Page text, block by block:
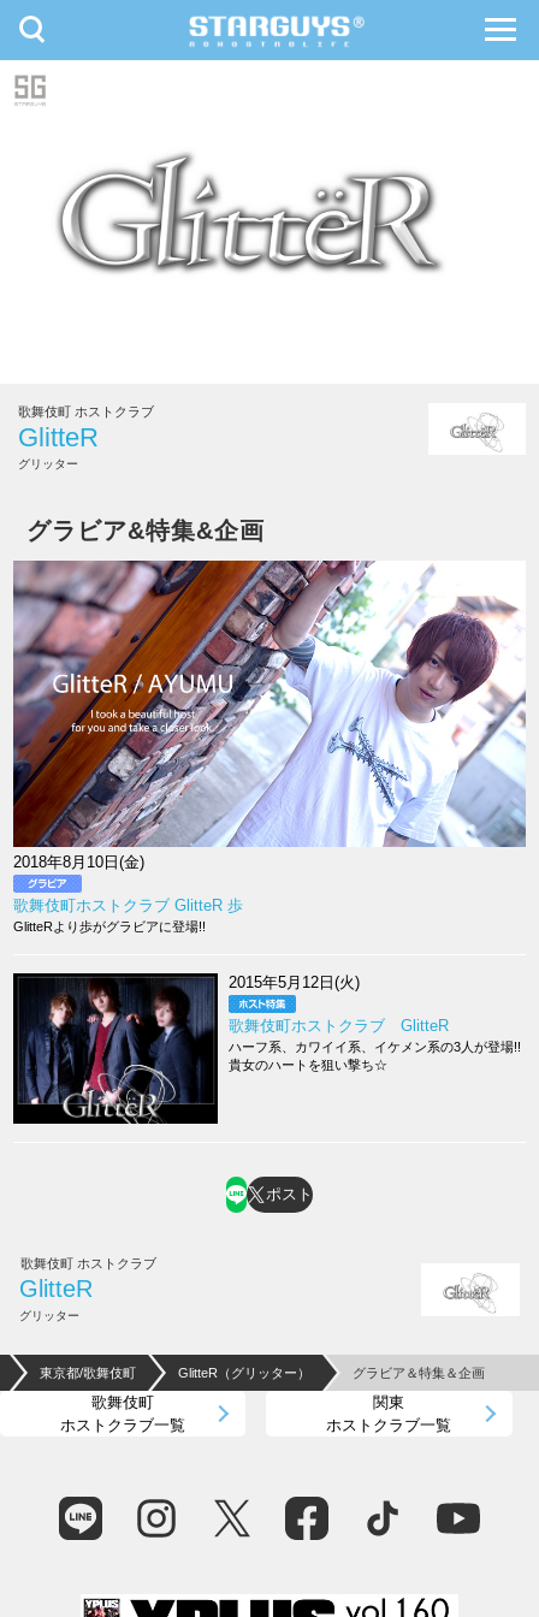
九州・沖縄
toggle
navigation
歌舞伎町 ホストクラブ
GlitteR
グリッター
グラビア&特集&企画
2018年8月10日(金)
歌舞伎町ホストクラブ GlitteR 歩
GlitteRより歩がグラビアに登場!!
2015年5月12日(火)
歌舞伎町ホストクラブ GlitteR
ハーフ系、カワイイ系、イケメン系の3人が登場!!
貴女のハートを狙い撃ち☆
ポスト
歌舞伎町 ホストクラブ
GlitteR
グリッター
東京都/歌舞伎町 GlitteR（グリッター） グラビア＆特集＆企画
歌舞伎町
ホストクラブ一覧
関東
ホストクラブ一覧